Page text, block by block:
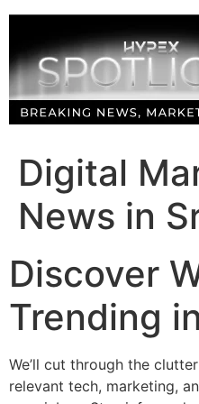
Skip
content
Digital
News in
Discover
Trending
We’ll cut through the
relevant tech, marketing,